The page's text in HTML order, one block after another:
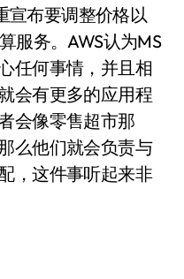
宣布要调整价格以
服务。AWS认为MS
任何事情，并且相
会有更多的应用程
会像零售超市那
么他们就会负责与
，这件事听起来非